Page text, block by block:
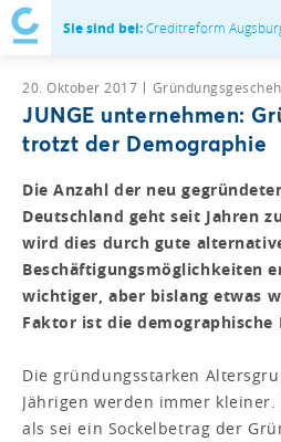
Sie sind bei:Creditreform
20. Oktober 2017
JUNGE unternehmen:
trotzt der Demographie
Die Anzahl der neu
Deutschland geht seit Jahren
wird dies durch gute
Beschäftigungsmöglichkeiten
wichtiger, aber bislang etwas
Faktor ist die demographische
Die gründungsstarken
Jährigen werden immer
als sei ein Sockelbetrag der